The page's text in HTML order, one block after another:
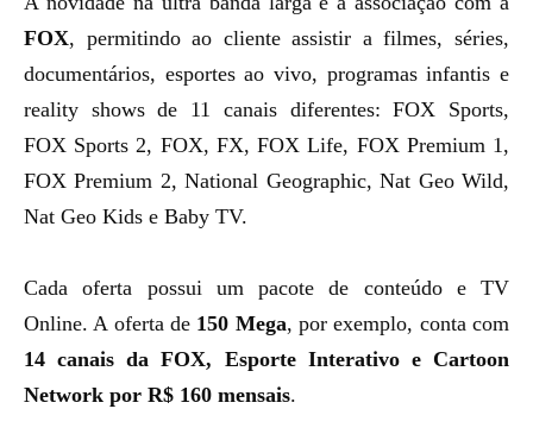
FOX, permitindo ao cliente assistir a filmes, séries,
documentários, esportes ao vivo, programas infantis e
reality shows de 11 canais diferentes: FOX Sports,
FOX Sports 2, FOX, FX, FOX Life, FOX Premium 1,
FOX Premium 2, National Geographic, Nat Geo Wild,
Nat Geo Kids e Baby TV.
Cada oferta possui um pacote de conteúdo e TV
Online. A oferta de 150 Mega, por exemplo, conta com
14 canais da FOX, Esporte Interativo e Cartoon
Network por R$ 160 mensais.